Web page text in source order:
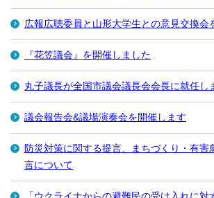
広報広聴委員と山形大学生との意見交換会
『花笠議会』を開催しました
丸子議長が全国市議会議長会会長に就任し
議会報告会&議場演奏会を開催します
防災対策に関する提言、まちづくり・有害
言について